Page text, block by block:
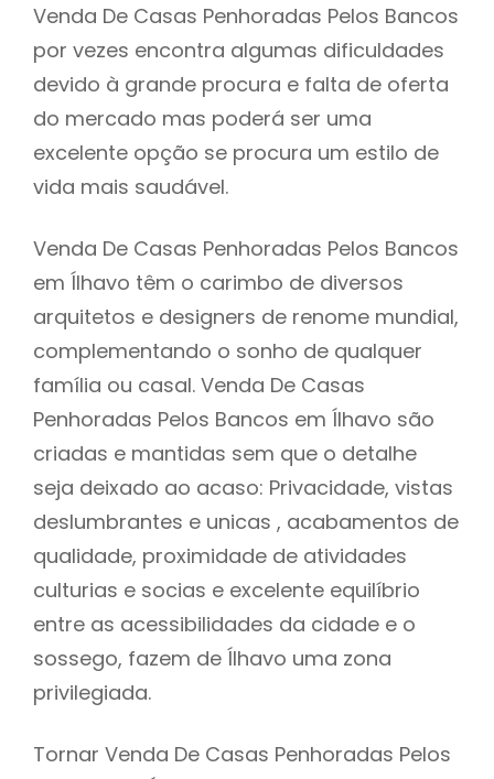
Venda De Casas Penhoradas Pelos Bancos
por vezes encontra algumas dificuldades
devido à grande procura e falta de oferta
do mercado mas poderá ser uma
excelente opção se procura um estilo de
vida mais saudável.
Venda De Casas Penhoradas Pelos Bancos
em Ílhavo têm o carimbo de diversos
arquitetos e designers de renome mundial,
complementando o sonho de qualquer
família ou casal. Venda De Casas
Penhoradas Pelos Bancos em Ílhavo são
criadas e mantidas sem que o detalhe
seja deixado ao acaso: Privacidade, vistas
deslumbrantes e unicas , acabamentos de
qualidade, proximidade de atividades
culturias e socias e excelente equilíbrio
entre as acessibilidades da cidade e o
sossego, fazem de Ílhavo uma zona
privilegiada.
Tornar Venda De Casas Penhoradas Pelos